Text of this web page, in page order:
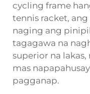
cycling frame
tennis racket,
naging ang
tagagawa na
superior na
mas
pagganap.